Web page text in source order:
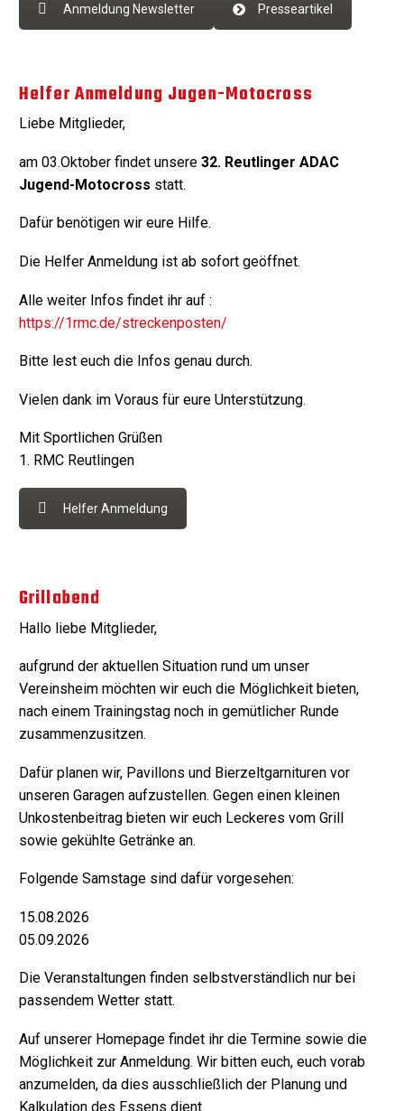
Anmeldung Newsletter Presseartikel
Helfer Anmeldung Jugen-Motocross
Liebe Mitglieder,
am 03.Oktober findet unsere 32. Reutlinger ADAC
Jugend-Motocross statt.
Dafür benötigen wir eure Hilfe.
Die Helfer Anmeldung ist ab sofort geöffnet.
Alle weiter Infos findet ihr auf :
https://1rmc.de/streckenposten/
Bitte lest euch die Infos genau durch.
Vielen dank im Voraus für eure Unterstützung.
Mit Sportlichen Grüßen
1. RMC Reutlingen
Helfer Anmeldung
Grillabend
Hallo liebe Mitglieder,
aufgrund der aktuellen Situation rund um unser
Vereinsheim möchten wir euch die Möglichkeit bieten,
nach einem Trainingstag noch in gemütlicher Runde
zusammenzusitzen.
Dafür planen wir, Pavillons und Bierzeltgarnituren vor
unseren Garagen aufzustellen. Gegen einen kleinen
Unkostenbeitrag bieten wir euch Leckeres vom Grill
sowie gekühlte Getränke an.
Folgende Samstage sind dafür vorgesehen:
15.08.2026
05.09.2026
Die Veranstaltungen finden selbstverständlich nur bei
passendem Wetter statt.
Auf unserer Homepage findet ihr die Termine sowie die
Möglichkeit zur Anmeldung. Wir bitten euch, euch vorab
anzumelden, da dies ausschließlich der Planung und
Kalkulation des Essens dient.